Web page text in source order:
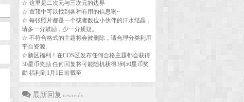
☆ 这里是二次元与三次元的边界
☆ 置顶中可以找到各种有用的信息哟~
☆ 每张照片都是一个或者数位小伙伴的汗水结晶，
请多一分鼓励，少一分质疑。
☆ 不符合格式的主题将会被删除，请合理分类利用
平台资源。
☆新区福利！在COS区发布任何合格主题都会获得
30星币奖励 任何回复将可能随机获得3到50星币奖
励 福利到1月1日前截至
最新回复 newreply